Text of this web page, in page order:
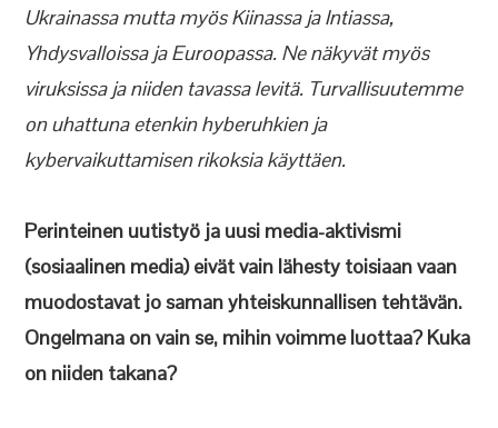
Ukrainassa mutta myös Kiinassa ja Intiassa,
Yhdysvalloissa ja Euroopassa. Ne näkyvät myös
viruksissa ja niiden tavassa levitä. Turvallisuutemme
on uhattuna etenkin hyberuhkien ja
kybervaikuttamisen rikoksia käyttäen.
Perinteinen uutistyö ja uusi media-aktivismi
(sosiaalinen media) eivät vain lähesty toisiaan vaan
muodostavat jo saman yhteiskunnallisen tehtävän.
Ongelmana on vain se, mihin voimme luottaa? Kuka
on niiden takana?